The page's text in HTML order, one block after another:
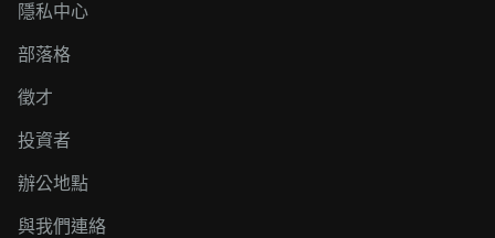
隱私中心
部落格
徵才
投資者
辦公地點
與我們連絡